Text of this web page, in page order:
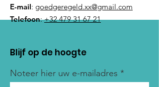
E-mail: goedgeregeld.xx@gmail.com
Telefoon:+32 479 31 67 21
Blijf op de hoogte
Noteer hier uw e-mailadres